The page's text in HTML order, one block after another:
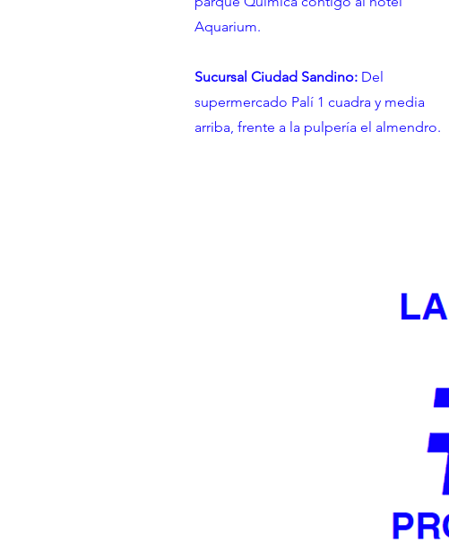
Aquarium.
Sucursal Ciudad Sandino: Del
supermercado Palí 1 cuadra y media
arriba, frente a la pulpería el almendro.